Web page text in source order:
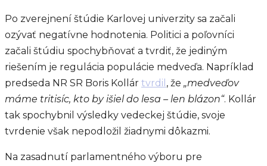
Po zverejnení štúdie Karlovej univerzity sa začali
ozývať negatívne hodnotenia. Politici a poľovníci
začali štúdiu spochybňovať a tvrdiť, že jediným
riešením je regulácia populácie medveďa. Napríklad
predseda NR SR Boris Kollár tvrdil , že „medveďov
máme tritisíc, kto by išiel do lesa – len blázon“. Kollár
tak spochybnil výsledky vedeckej štúdie, svoje
tvrdenie však nepodložil žiadnymi dôkazmi.
Na zasadnutí parlamentného výboru pre